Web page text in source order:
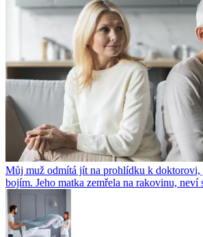
Můj muž odmítá jít na prohlídku k doktorovi,
bojím. Jeho matka zemřela na rakovinu, neví